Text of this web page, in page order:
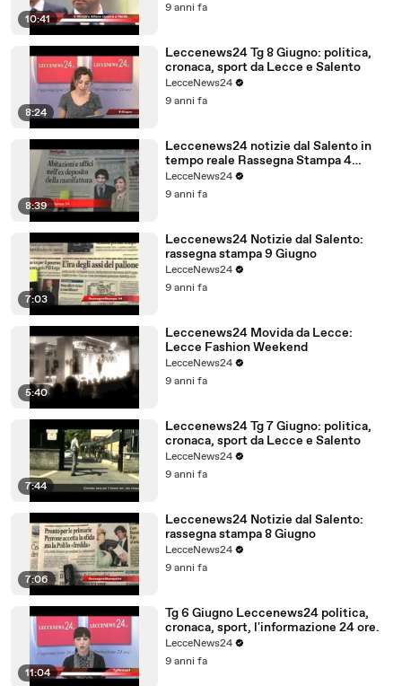
10:41
9 anni fa
8:24
Leccenews24 Tg 8 Giugno: politica,
cronaca, sport da Lecce e Salento
LecceNews24
9 anni fa
8:39
Leccenews24 notizie dal Salento in
tempo reale Rassegna Stampa 4
Giugno
LecceNews24
9 anni fa
7:03
Leccenews24 Notizie dal Salento:
rassegna stampa 9 Giugno
LecceNews24
9 anni fa
5:40
Leccenews24 Movida da Lecce:
Lecce Fashion Weekend
LecceNews24
9 anni fa
7:44
Leccenews24 Tg 7 Giugno: politica,
cronaca, sport da Lecce e Salento
LecceNews24
9 anni fa
7:06
Leccenews24 Notizie dal Salento:
rassegna stampa 8 Giugno
LecceNews24
9 anni fa
11:04
Tg 6 Giugno Leccenews24 politica,
cronaca, sport, l'informazione 24 ore.
LecceNews24
9 anni fa